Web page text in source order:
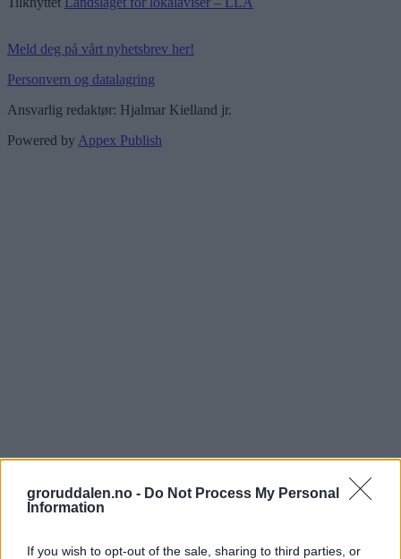
groruddalen.no - Do Not Process My Personal
Information
If you wish to opt-out of the sale, sharing to third parties, or
Meld deg på vårt nyhetsbrev her!
Personvern og datalagring
Ansvarlig redaktør: Hjalmar Kielland jr.
Powered by Appex Publish